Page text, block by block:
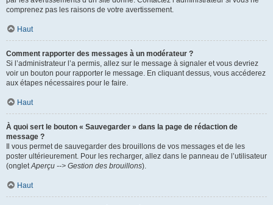
comprenez pas les raisons de votre avertissement.
Haut
Comment rapporter des messages à un modérateur ?
Si l’administrateur l’a permis, allez sur le message à signaler et vous devriez
voir un bouton pour rapporter le message. En cliquant dessus, vous accéderez
aux étapes nécessaires pour le faire.
Haut
À quoi sert le bouton « Sauvegarder » dans la page de rédaction de
message ?
Il vous permet de sauvegarder des brouillons de vos messages et de les
poster ultérieurement. Pour les recharger, allez dans le panneau de l’utilisateur
(ongletAperçu --> Gestion des brouillons).
Haut